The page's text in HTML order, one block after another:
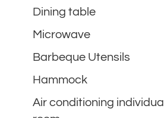
Dining table
Microwave
Barbeque Utensils
Hammock
Air conditioning